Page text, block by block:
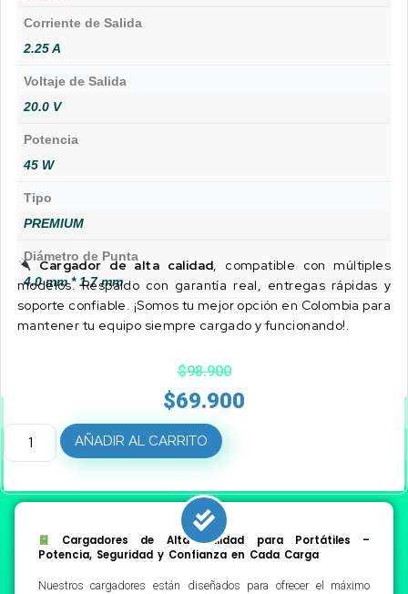
Corriente de Salida
2.25 A
Voltaje de Salida
20.0 V
Potencia
45 W
Tipo
PREMIUM
Diámetro de Punta
4.0 mm * 1.7 mm
Cargador de alta calidad , compatible con múltiples
modelos. Respaldo con garantía real, entregas rápidas y
soporte confiable. ¡Somos tu mejor opción en Colombia para
mantener tu equipo siempre cargado y funcionando!.
$98.900
$69.900
AÑADIR AL CARRITO
Cargadores de Alta Calidad para Portátiles –
Potencia, Seguridad y Confianza en Cada Carga
Nuestros cargadores están diseñados para ofrecer el máximo